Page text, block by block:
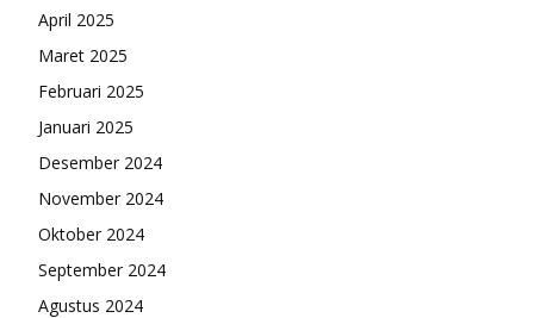
April 2025
Maret 2025
Februari 2025
Januari 2025
Desember 2024
November 2024
Oktober 2024
September 2024
Agustus 2024